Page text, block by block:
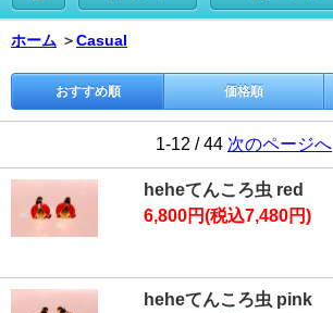
ホーム ＞Casual
おすすめ順 価格順
1-12 / 44 次のページへ
heheてんころ虫 red
6,800円(税込7,480円)
heheてんころ虫 pink